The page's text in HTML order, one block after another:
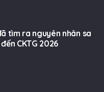
tìm ra nguyên nhân sa
CKTG 2026